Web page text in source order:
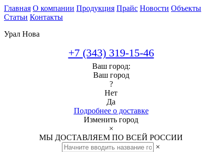
Главная О компании Продукция Прайс Новости Объекты
Статьи Контакты
Урал Нова
+7 (343) 319-15-46
Ваш город:
Ваш город
?
Нет
Да
Подробнее о доставке
Изменить город
×
МЫ ДОСТАВЛЯЕМ ПО ВСЕЙ РОССИИ
×